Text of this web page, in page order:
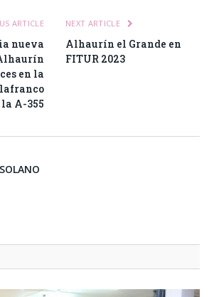
ARTICLE
nueva
en la
A-355
NEXT ARTICLE
Alhaurín el Grande en
FITUR 2023